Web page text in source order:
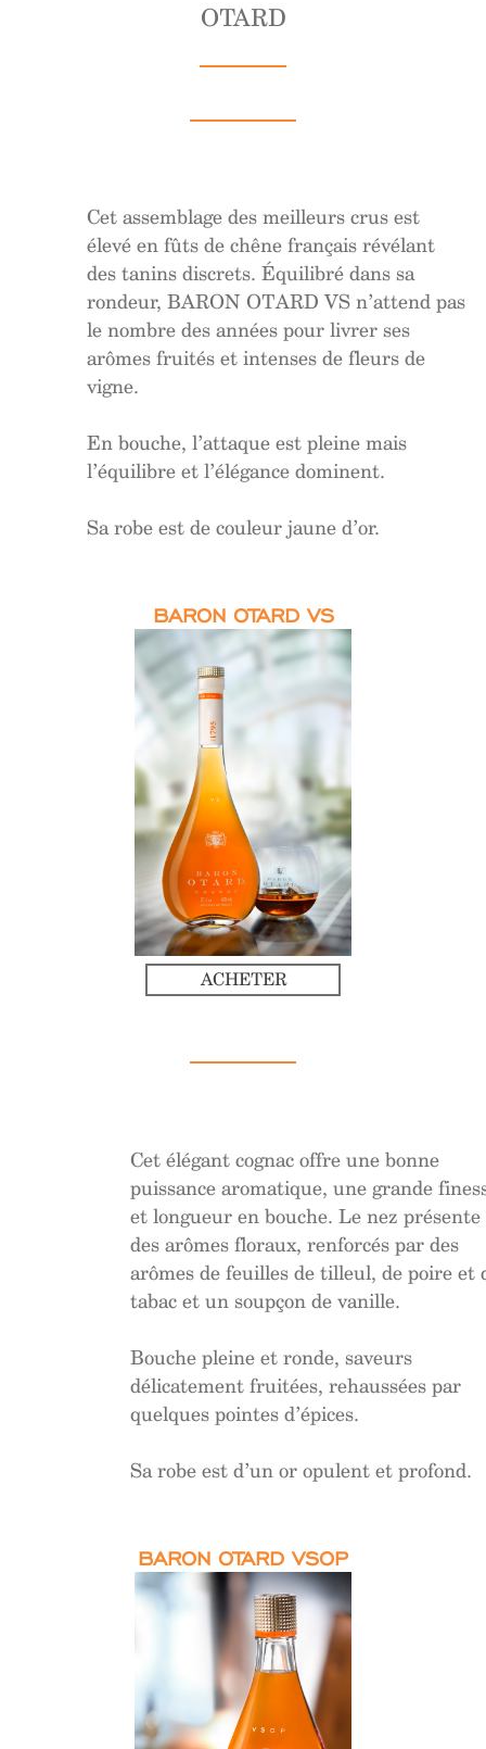
OTARD
Cet assemblage des meilleurs crus est
élevé en fûts de chêne français révélant
des tanins discrets. Équilibré dans sa
rondeur, BARON OTARD VS n’attend pas
le nombre des années pour livrer ses
arômes fruités et intenses de fleurs de
vigne.
En bouche, l’attaque est pleine mais
l’équilibre et l’élégance dominent.
Sa robe est de couleur jaune d’or.
BARON OTARD VS
ACHETER
Cet élégant cognac offre une bonne
puissance aromatique, une grande
et longueur en bouche. Le nez présente
des arômes floraux, renforcés par des
arômes de feuilles de tilleul, de poire et
tabac et un soupçon de vanille.
Bouche pleine et ronde, saveurs
délicatement fruitées, rehaussées par
quelques pointes d’épices.
Sa robe est d’un or opulent et profond.
BARON OTARD VSOP